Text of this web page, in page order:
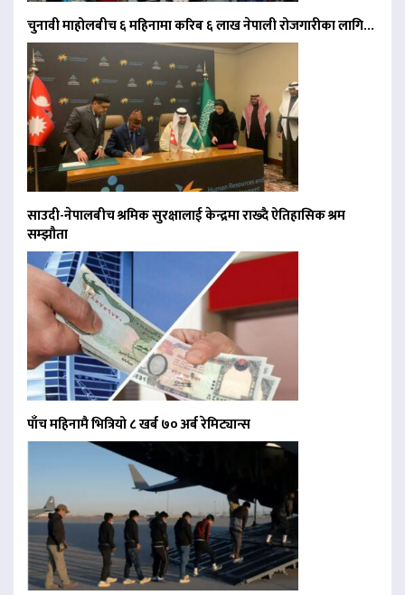
चुनावी माहोलबीच ६ महिनामा करिब ६ लाख नेपाली रोजगारीका लागि…
साउदी-नेपालबीच श्रमिक सुरक्षालाई केन्द्रमा राख्दै ऐतिहासिक श्रम
सम्झौता
पाँच महिनामै भित्रियो ८ खर्ब ७० अर्ब रेमिट्यान्स